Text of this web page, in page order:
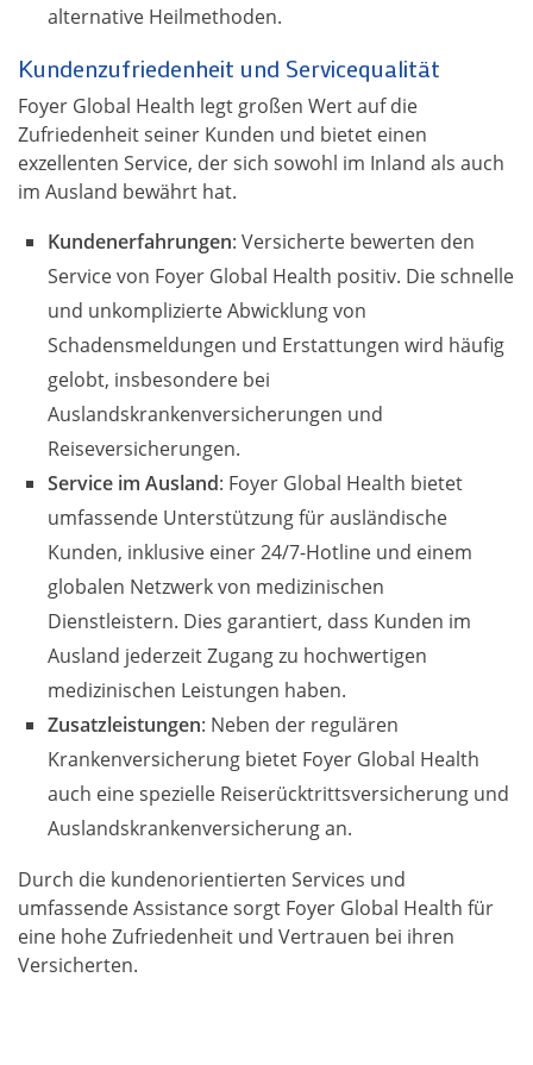
alternative Heilmethoden.
Kundenzufriedenheit und Servicequalität
Foyer Global Health legt großen Wert auf die
Zufriedenheit seiner Kunden und bietet einen
exzellenten Service, der sich sowohl im Inland als auch
im Ausland bewährt hat.
Kundenerfahrungen: Versicherte bewerten den
Service von Foyer Global Health positiv. Die schnelle
und unkomplizierte Abwicklung von
Schadensmeldungen und Erstattungen wird häufig
gelobt, insbesondere bei
Auslandskrankenversicherungen und
Reiseversicherungen.
Service im Ausland: Foyer Global Health bietet
umfassende Unterstützung für ausländische
Kunden, inklusive einer 24/7-Hotline und einem
globalen Netzwerk von medizinischen
Dienstleistern. Dies garantiert, dass Kunden im
Ausland jederzeit Zugang zu hochwertigen
medizinischen Leistungen haben.
Zusatzleistungen: Neben der regulären
Krankenversicherung bietet Foyer Global Health
auch eine spezielle Reiserücktrittsversicherung und
Auslandskrankenversicherung an.
Durch die kundenorientierten Services und
umfassende Assistance sorgt Foyer Global Health für
eine hohe Zufriedenheit und Vertrauen bei ihren
Versicherten.